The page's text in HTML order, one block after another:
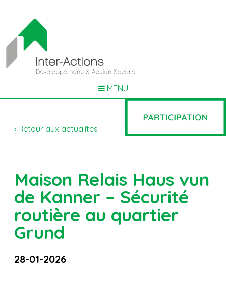
MENU
‹ Retour aux actualités
Maison Relais Haus vun
de Kanner – Sécurité
routière au quartier
Grund
28-01-2026